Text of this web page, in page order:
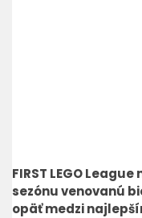
FIRST LEGO
sezónu venovanú
opäť medzi